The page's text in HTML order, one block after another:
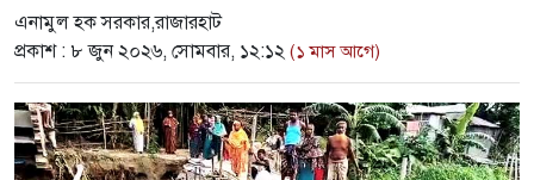
এনামুল হক সরকার,রাজারহাট
প্রকাশ : ৮ জুন ২০২৬, সোমবার, ১২:১২ (১ মাস আগে)